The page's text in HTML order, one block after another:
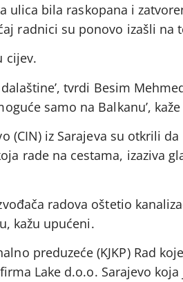
ulica bila raskopana i
radnici su ponovo izašli na
cijev.
tvrdi Besim
samo na Balkanu’,
(CIN) iz Sarajeva su otkrili
rade na cestama, izaziva
radova oštetio
kažu upućeni.
preduzeće (KJKP) Rad
Lake d.o.o. Sarajevo